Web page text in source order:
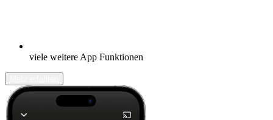
viele weitere App Funktionen